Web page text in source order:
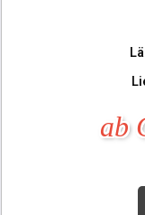
ab